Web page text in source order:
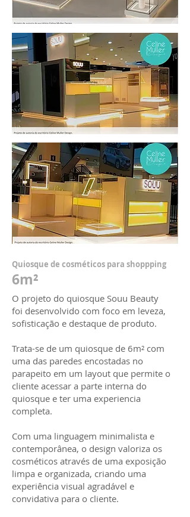
Quiosque de cosméticos para shoppping
6m²
O projeto do quiosque Souu Beauty
foi desenvolvido com foco em leveza,
sofisticação e destaque de produto.
Trata-se de um quiosque de 6m² com
uma das paredes encostadas no
parapeito em um layout que permite o
cliente acessar a parte interna do
quiosque e ter uma experiencia
completa.
Com uma linguagem minimalista e
contemporânea, o design valoriza os
cosméticos através de uma exposição
limpa e organizada, criando uma
experiência visual agradável e
convidativa para o cliente.